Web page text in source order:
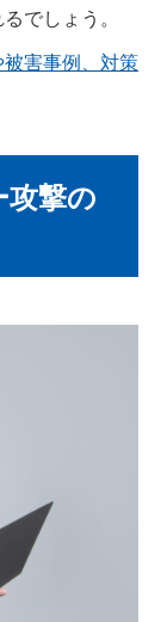
でしょう。
害事例、対策
攻撃の